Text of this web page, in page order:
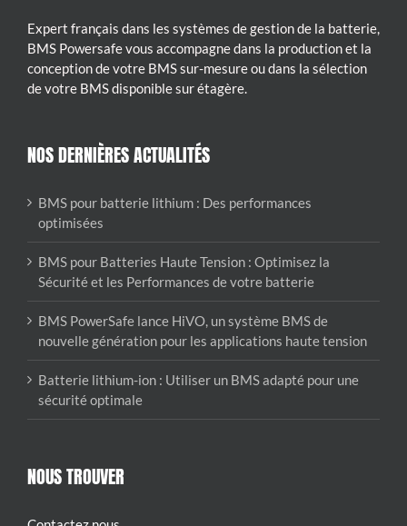
Expert français dans les systèmes de gestion de la batterie,
BMS Powersafe vous accompagne dans la production et la
conception de votre BMS sur-mesure ou dans la sélection
de votre BMS disponible sur étagère.
NOS DERNIÈRES ACTUALITÉS
BMS pour batterie lithium : Des performances
optimisées
BMS pour Batteries Haute Tension : Optimisez la
Sécurité et les Performances de votre batterie
BMS PowerSafe lance HiVO, un système BMS de
nouvelle génération pour les applications haute tension
Batterie lithium-ion : Utiliser un BMS adapté pour une
sécurité optimale
NOUS TROUVER